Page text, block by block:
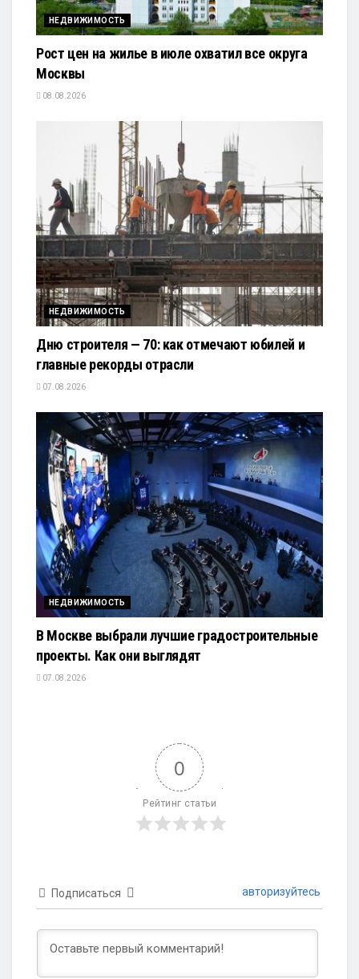
НЕДВИЖИМОСТЬ
Рост цен на жилье в июле охватил все округа
Москвы
08.08.2026
НЕДВИЖИМОСТЬ
Дню строителя — 70: как отмечают юбилей и
главные рекорды отрасли
07.08.2026
НЕДВИЖИМОСТЬ
В Москве выбрали лучшие градостроительные
проекты. Как они выглядят
07.08.2026
0
Рейтинг статьи
Подписаться авторизуйтесь